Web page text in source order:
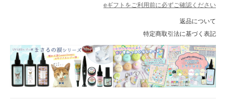
eギフトをご利用前に必ずご確認ください
返品について
特定商取引法に基づく表記